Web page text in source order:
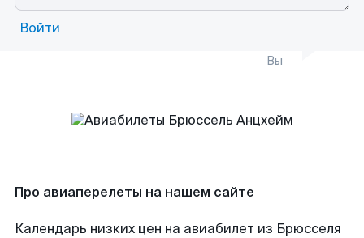
Войти
Вы
Про авиаперелеты на нашем сайте
Календарь низких цен на авиабилет из Брюсселя